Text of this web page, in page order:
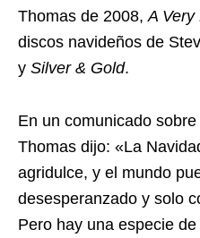
Thomas de 2008,A Very
discos navideños de
y Silver & Gold.
En un comunicado
Thomas dijo: «La
agridulce, y el mundo
desesperanzado y solo
Pero hay una especie